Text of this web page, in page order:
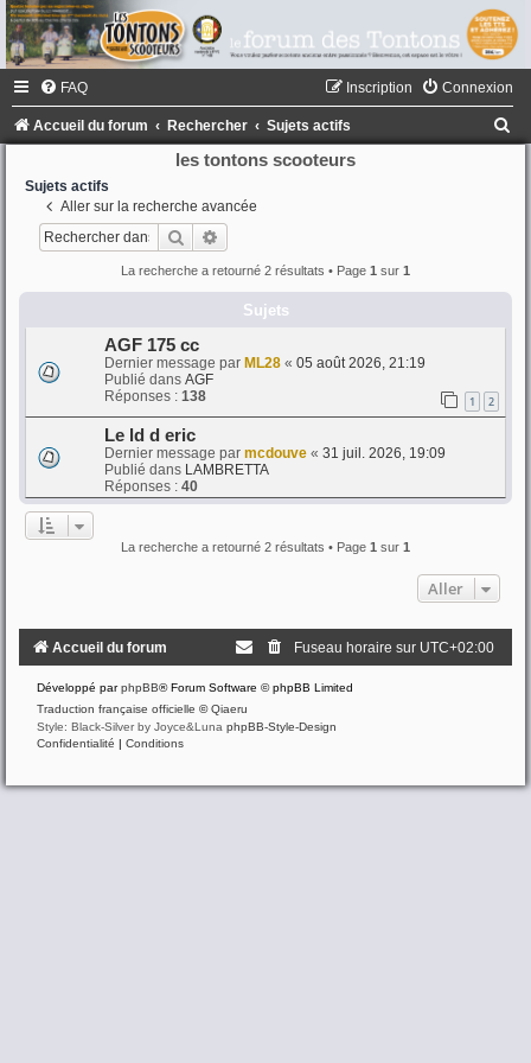
FAQ Connexion
Inscription
Accueil du forum Rechercher Sujets actifs
les tontons scooteurs
Sujets actifs
Aller sur la recherche avancée
Rechercher
La recherche a retourné 2 résultats • Page 1 sur 1
Sujets
AGF 175 cc
Dernier message par ML28 « 05 août 2026, 21:19
Publié dans AGF
Réponses : 138 1 2
Le ld d eric
Dernier message par mcdouve « 31 juil. 2026, 19:09
Publié dans LAMBRETTA
Réponses : 40
La recherche a retourné 2 résultats • Page 1 sur 1
Aller
Accueil du forum Fuseau horaire sur UTC+02:00
Développé parphpBB® Forum Software © phpBB Limited
Traduction française officielle ©Qiaeru
Style: Black-Silver by Joyce&Luna phpBB-Style-Design
Confidentialité | Conditions